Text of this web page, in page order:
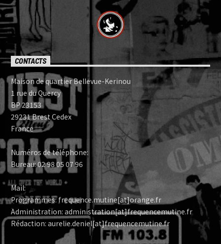
CONTACTS
Maison de quartier Bellevue-Kerinou
1 rue du Quercy
BP 23153
29231 Brest Cedex
France
Numéros de téléphone:
Bureau: 02 98 05 07 96
Mail:
Programmes: frequence.mutine[at]orange.fr
Administration: administration[at]frequencemutine.fr
Rédaction: aurelie.deniel[at]frequencemutine.fr